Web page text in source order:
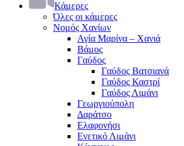
Κάμερες
Όλες οι κάμερες
Νομός Χανίων
Αγία Μαρίνα – Χανιά
Βάμος
Γαύδος
Γαύδος Βατσιανά
Γαύδος Καστρί
Γαύδος Λιμάνι
Γεωργιούπολη
Δαράτσο
Ελαφονήσι
Ενετικό Λιμάνι